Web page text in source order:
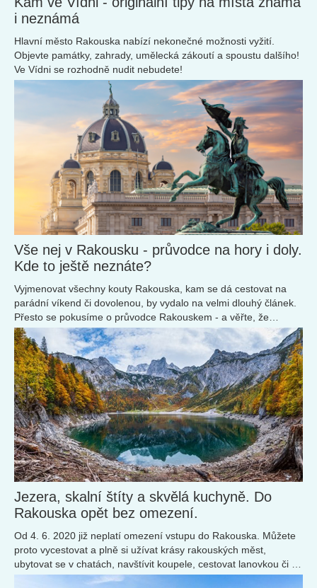
i neznámá
Hlavní město Rakouska nabízí nekonečné možnosti vyžití.
Objevte památky, zahrady, umělecká zákoutí a spoustu dalšího!
Ve Vídni se rozhodně nudit nebudete!
Vše nej v Rakousku - průvodce na hory i doly.
Kde to ještě neznáte?
Vyjmenovat všechny kouty Rakouska, kam se dá cestovat na
parádní víkend či dovolenou, by vydalo na velmi dlouhý článek.
Přesto se pokusíme o průvodce Rakouskem - a věřte, že
objevování nových míst v této zemi nikdy nekončí!
Jezera, skalní štíty a skvělá kuchyně. Do
Rakouska opět bez omezení.
Od 4. 6. 2020 již neplatí omezení vstupu do Rakouska. Můžete
proto vycestovat a plně si užívat krásy rakouských měst,
ubytovat se v chatách, navštívit koupele, cestovat lanovkou či se
najíst v restauracích.